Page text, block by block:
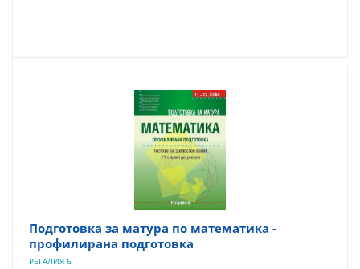
Подготовка за матура по математика -
профилирана подготовка
РЕГАЛИЯ 6